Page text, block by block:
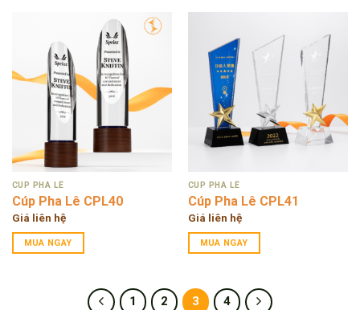
CÚP PHA LÊ
Cúp Pha Lê CPL40
Giá liên hệ
MUA NGAY
CÚP PHA LÊ
Cúp Pha Lê CPL41
Giá liên hệ
MUA NGAY
1 2 3 4